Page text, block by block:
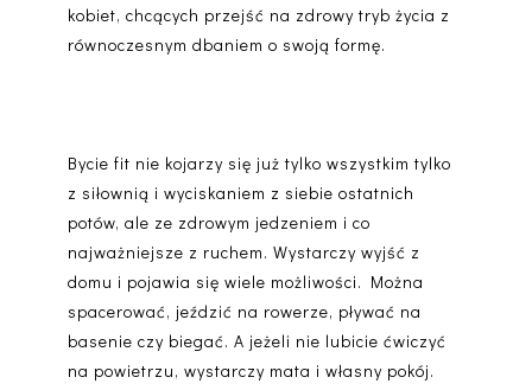
kobiet, chcących przejść na zdrowy tryb życia z
równoczesnym dbaniem o swoją formę.
Bycie fit nie kojarzy się już tylko wszystkim tylko
z siłownią i wyciskaniem z siebie ostatnich
potów, ale ze zdrowym jedzeniem i co
najważniejsze z ruchem. Wystarczy wyjść z
domu i pojawia się wiele możliwości. Można
spacerować, jeździć na rowerze, pływać na
basenie czy biegać. A jeżeli nie lubicie ćwiczyć
na powietrzu, wystarczy mata i własny pokój.